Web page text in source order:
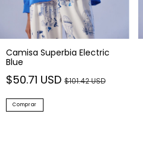
Camisa Superbia Electric
Blue
$50.71 USD $101.42 USD
Comprar